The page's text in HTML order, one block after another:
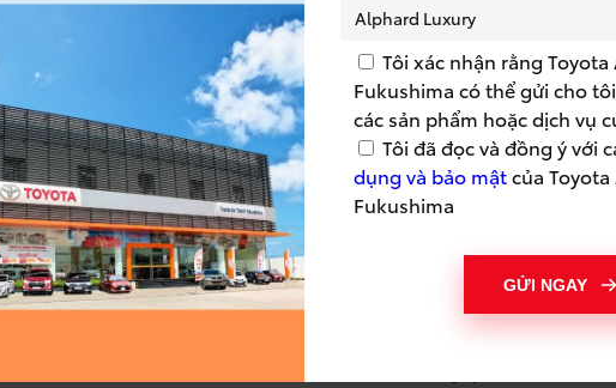
Tôi xác nhận rằng Toyota
Fukushima có thể gửi cho
các sản phẩm hoặc dịch vụ
Tôi đã đọc và đồng ý với
dụng và bảo mậtcủa
Fukushima
GỬI NGAY
Dự Toán Chi Phí
DỊCH VỤ
Bảo dưỡng định kỳ
Báo giá xe mới